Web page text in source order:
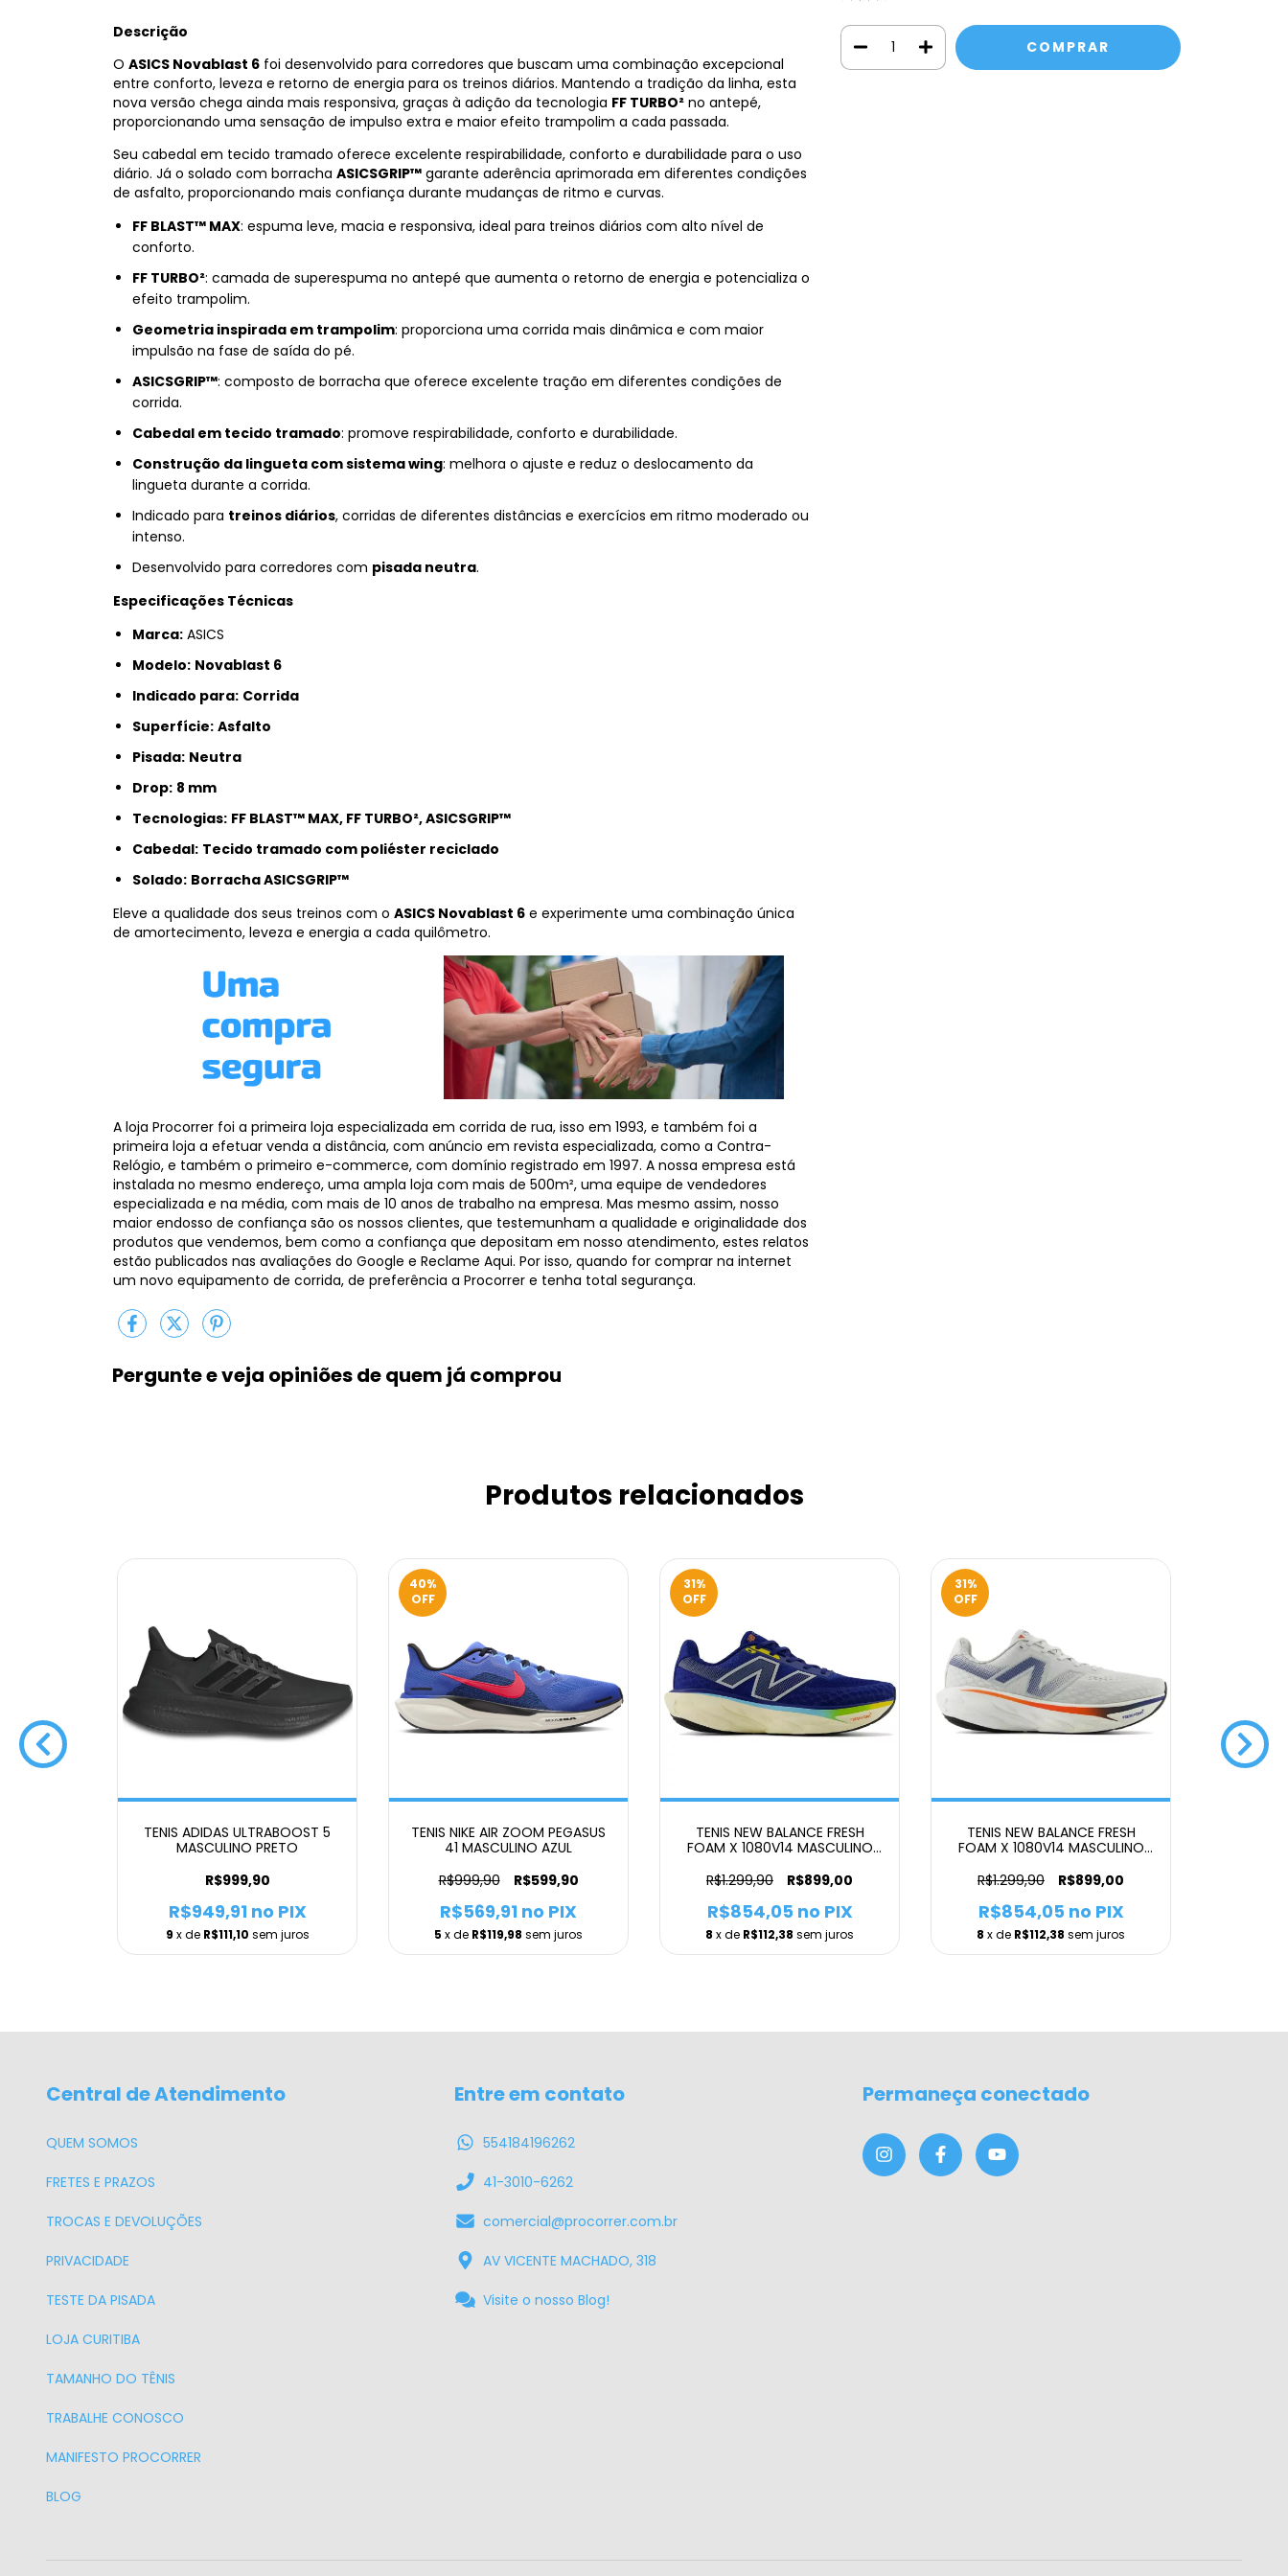
Descrição
O ASICS Novablast 6 foi desenvolvido para corredores que buscam uma combinação excepcional
entre conforto, leveza e retorno de energia para os treinos diários. Mantendo a tradição da linha, esta
nova versão chega ainda mais responsiva, graças à adição da tecnologia FF TURBO² no antepé,
proporcionando uma sensação de impulso extra e maior efeito trampolim a cada passada.
Seu cabedal em tecido tramado oferece excelente respirabilidade, conforto e durabilidade para o uso
diário. Já o solado com borracha ASICSGRIP™ garante aderência aprimorada em diferentes condições
de asfalto, proporcionando mais confiança durante mudanças de ritmo e curvas.
FF BLAST™ MAX: espuma leve, macia e responsiva, ideal para treinos diários com alto nível de
conforto.
FF TURBO²: camada de superespuma no antepé que aumenta o retorno de energia e potencializa o
efeito trampolim.
Geometria inspirada em trampolim: proporciona uma corrida mais dinâmica e com maior
impulsão na fase de saída do pé.
ASICSGRIP™: composto de borracha que oferece excelente tração em diferentes condições de
corrida.
Cabedal em tecido tramado: promove respirabilidade, conforto e durabilidade.
Construção da lingueta com sistema wing: melhora o ajuste e reduz o deslocamento da
lingueta durante a corrida.
Indicado para treinos diários, corridas de diferentes distâncias e exercícios em ritmo moderado ou
intenso.
Desenvolvido para corredores com pisada neutra.
Especificações Técnicas
Marca: ASICS
Modelo: Novablast 6
Indicado para: Corrida
Superfície: Asfalto
Pisada: Neutra
Drop: 8 mm
Tecnologias: FF BLAST™ MAX, FF TURBO², ASICSGRIP™
Cabedal: Tecido tramado com poliéster reciclado
Solado: Borracha ASICSGRIP™
Eleve a qualidade dos seus treinos com o ASICS Novablast 6 e experimente uma combinação única
de amortecimento, leveza e energia a cada quilômetro.
A loja Procorrer foi a primeira loja especializada em corrida de rua, isso em 1993, e também foi a
primeira loja a efetuar venda a distância, com anúncio em revista especializada, como a Contra-
Relógio, e também o primeiro e-commerce, com domínio registrado em 1997. A nossa empresa est
instalada no mesmo endereço, uma ampla loja com mais de 500m², uma equipe de vendedores
especializada e na média, com mais de 10 anos de trabalho na empresa. Mas mesmo assim, nosso
maior endosso de confiança são os nossos clientes, que testemunham a qualidade e originalidade dos
produtos que vendemos, bem como a confiança que depositam em nosso atendimento, estes relatos
estão publicados nas avaliações do Google e Reclame Aqui. Por isso, quando for comprar na internet
um novo equipamento de corrida, de preferência a Procorrer e tenha total segurança.
Pergunte e veja opiniões de quem já comprou
Produtos relacionados
TENIS ADIDAS ULTRABOOST 5
MASCULINO PRETO
R$999,90
9 x de R$111,10 sem juros
R$949,91no PIX
40%
OFF
TENIS NIKE AIR ZOOM PEGASUS
41 MASCULINO AZUL
R$999,90
R$599,90
5 x de R$119,98 sem juros
R$569,91 no PIX
31%
OFF
TENIS NEW BALANCE FRESH
FOAM X 1080V14 MASCULINO
R$1.299,90
R$899,00
8 x de R$112,38 sem juros
R$854,05 no PIX
31%
OFF
TENIS NEW BALANCE FRESH
FOAM X 1080V14 MASCULINO
R$1.299,90
R$899,00
8 x de R$112,38 sem juros
R$854,05 no PIX
Central de Atendimento
QUEM SOMOS
FRETES E PRAZOS
TROCAS E DEVOLUÇÕES
PRIVACIDADE
TESTE DA PISADA
LOJA CURITIBA
TAMANHO DO TÊNIS
TRABALHE CONOSCO
MANIFESTO PROCORRER
BLOG
Entre em contato
554184196262
41-3010-6262
comercial@procorrer.com.br
AV VICENTE MACHADO, 318
Visite o nosso Blog!
Permaneça conectado